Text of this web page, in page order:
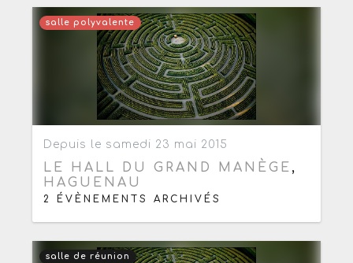
salle polyvalente
Depuis le samedi 23 mai 2015
LE HALL DU GRAND MANÈGE ,
HAGUENAU
2 ÉVÈNEMENTS ARCHIVÉS
salle de réunion